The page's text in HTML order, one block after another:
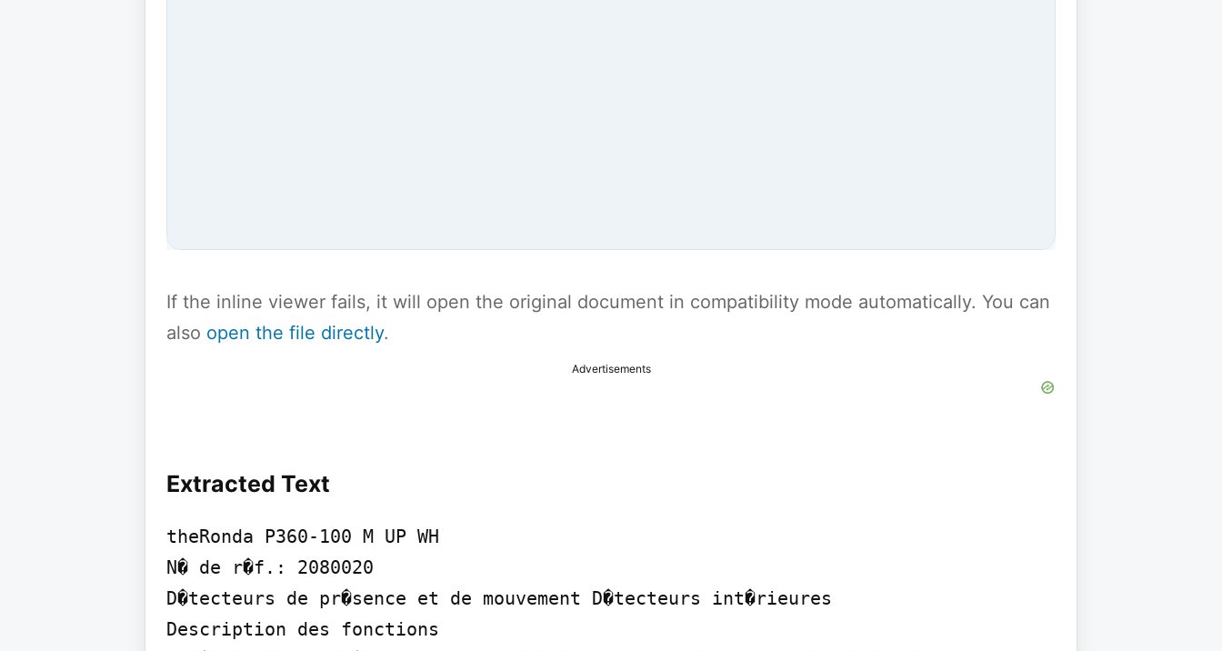
If the inline viewer fails, it will open the original document in compatibility mode automatically. You can
also open the file directly.
Advertisements
Extracted Text
theRonda P360-100 M UP WH
N� de r�f.: 2080020
D�tecteurs de pr�sence et de mouvement D�tecteurs int�rieures
Description des fonctions